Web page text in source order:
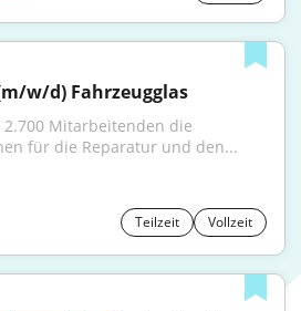
w/d) Fahrzeugglas
Mitarbeitenden die
für die Reparatur und den...
Teilzeit Vollzeit